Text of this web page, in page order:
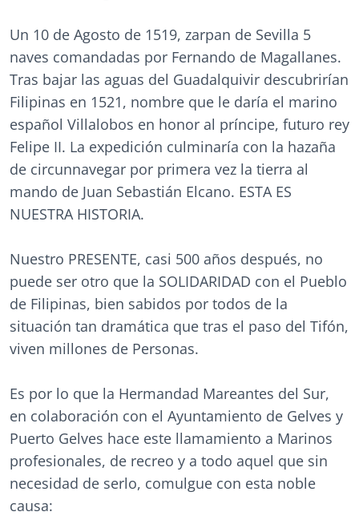
Un 10 de Agosto de 1519, zarpan de Sevilla 5
naves comandadas por Fernando de Magallanes.
Tras bajar las aguas del Guadalquivir descubrirían
Filipinas en 1521, nombre que le daría el marino
español Villalobos en honor al príncipe, futuro rey
Felipe II. La expedición culminaría con la hazaña
de circunnavegar por primera vez la tierra al
mando de Juan Sebastián Elcano. ESTA ES
NUESTRA HISTORIA.
Nuestro PRESENTE, casi 500 años después, no
puede ser otro que la SOLIDARIDAD con el Pueblo
de Filipinas, bien sabidos por todos de la
situación tan dramática que tras el paso del Tifón,
viven millones de Personas.
Es por lo que la Hermandad Mareantes del Sur,
en colaboración con el Ayuntamiento de Gelves y
Puerto Gelves hace este llamamiento a Marinos
profesionales, de recreo y a todo aquel que sin
necesidad de serlo, comulgue con esta noble
causa: